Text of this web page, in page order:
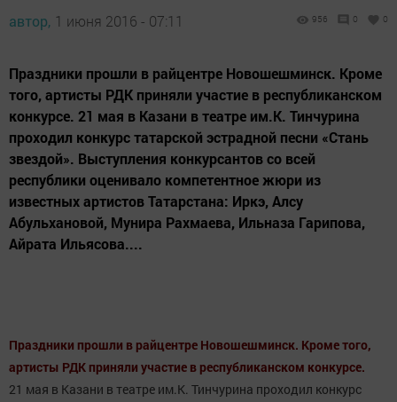
автор, 1 июня 2016 - 07:11 956 0 0
Праздники прошли в райцентре Новошешминск. Кроме
того, артисты РДК приняли участие в республиканском
конкурсе. 21 мая в Казани в театре им.К. Тинчурина
проходил конкурс татарской эстрадной песни «Стань
звездой». Выступления конкурсантов со всей
республики оценивало компетентное жюри из
известных артистов Татарстана: Иркэ, Алсу
Абульхановой, Мунира Рахмаева, Ильназа Гарипова,
Айрата Ильясова....
Праздники прошли в райцентре Новошешминск. Кроме того,
артисты РДК приняли участие в республиканском конкурсе.
21 мая в Казани в театре им.К. Тинчурина проходил конкурс